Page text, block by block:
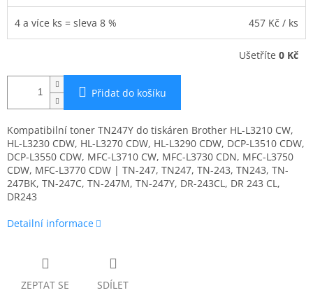
4 a více ks = sleva 8 % 457 Kč / ks
Ušetříte 0 Kč
Přidat do košíku
Kompatibilní toner TN247Y do tiskáren Brother HL-L3210 CW,
HL-L3230 CDW, HL-L3270 CDW, HL-L3290 CDW, DCP-L3510 CDW,
DCP-L3550 CDW, MFC-L3710 CW, MFC-L3730 CDN, MFC-L3750
CDW, MFC-L3770 CDW | TN-247, TN247, TN-243, TN243, TN-
247BK, TN-247C, TN-247M, TN-247Y, DR-243CL, DR 243 CL,
DR243
Detailní informace
ZEPTAT SE SDÍLET